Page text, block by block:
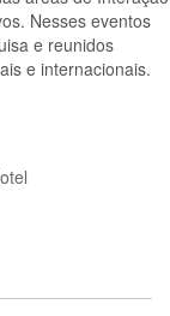
Nesses eventos
e reunidos
e internacionais.